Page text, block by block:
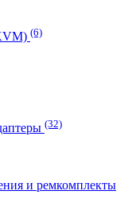
(6)
(32)
и ремкомплекты